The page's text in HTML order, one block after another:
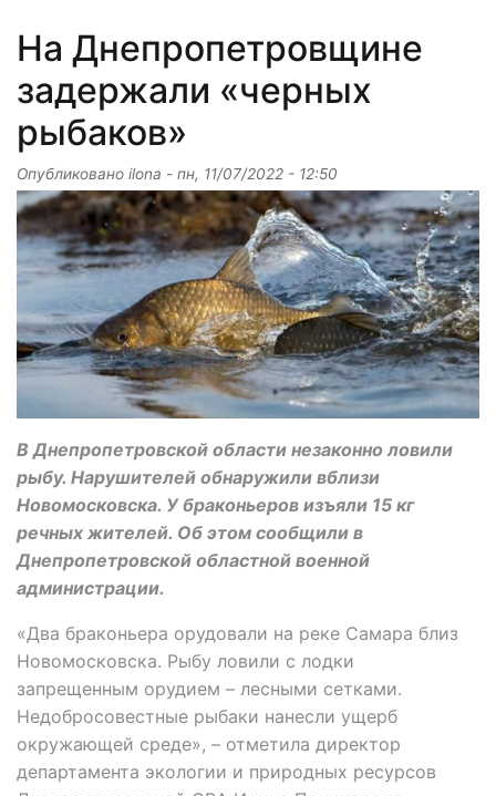
На Днепропетровщине
задержали «черных
рыбаков»
Опубликовано ilona - пн, 11/07/2022 - 12:50
В Днепропетровской области незаконно ловили
рыбу. Нарушителей обнаружили вблизи
Новомосковска. У браконьеров изъяли 15 кг
речных жителей. Об этом сообщили в
Днепропетровской областной военной
администрации.
«Два браконьера орудовали на реке Самара близ
Новомосковска. Рыбу ловили с лодки
запрещенным орудием – лесными сетками.
Недобросовестные рыбаки нанесли ущерб
окружающей среде», – отметила директор
департамента экологии и природных ресурсов